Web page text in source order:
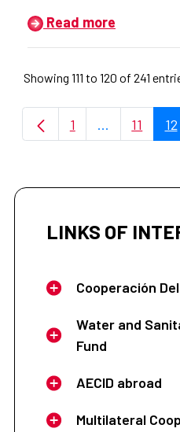
Read more
Showing 111 to 120 of 241
Page
1 ...Intermediate
Page
11 12
LINKS OF
Cooperación
Water and
Fund
AECID abroad
Multilateral